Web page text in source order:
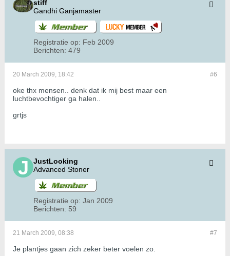
stiff
Gandhi Ganjamaster
Registratie op: Feb 2009
Berichten: 479
#6
20 March 2009, 18:42
oke thx mensen.. denk dat ik mij best maar een
luchtbevochtiger ga halen..
grtjs
JustLooking
Advanced Stoner
Registratie op: Jan 2009
Berichten: 59
#7
21 March 2009, 08:38
Je plantjes gaan zich zeker beter voelen zo.